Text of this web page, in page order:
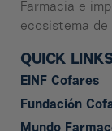
Farmacia e
ecosistema de
QUICK
EINF Cofares
Fundación